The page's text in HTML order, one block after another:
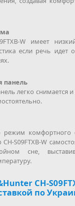
W имеет
если речь идет
панель
легко снимается
комфортного
S09FTXB-W
сне,
CH-
по